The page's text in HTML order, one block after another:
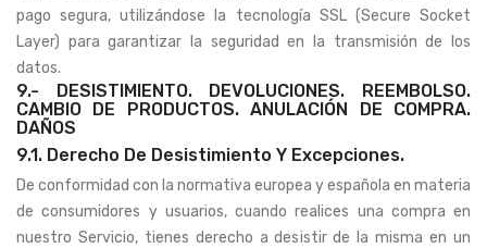
pago segura, utilizándose la tecnología SSL (Secure Socket
Layer) para garantizar la seguridad en la transmisión de los
datos.
9.- DESISTIMIENTO. DEVOLUCIONES. REEMBOLSO.
CAMBIO DE PRODUCTOS. ANULACIÓN DE COMPRA.
DAÑOS
9.1. Derecho De Desistimiento Y Excepciones.
De conformidad con la normativa europea y española en materia
de consumidores y usuarios, cuando realices una compra en
nuestro Servicio, tienes derecho a desistir de la misma en un